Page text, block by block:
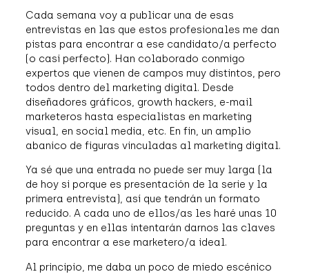
Cada semana voy a publicar una de esas
entrevistas en las que estos profesionales me dan
pistas para encontrar a ese candidato/a perfecto
(o casi perfecto). Han colaborado conmigo
expertos que vienen de campos muy distintos, pero
todos dentro del marketing digital. Desde
diseñadores gráficos, growth hackers, e-mail
marketeros hasta especialistas en marketing
visual, en social media, etc. En fin, un amplio
abanico de figuras vinculadas al marketing digital.
Ya sé que una entrada no puede ser muy larga (la
de hoy si porque es presentación de la serie y la
primera entrevista), así que tendrán un formato
reducido. A cada uno de ellos/as les haré unas 10
preguntas y en ellas intentarán darnos las claves
para encontrar a ese marketero/a ideal.
Al principio, me daba un poco de miedo escénico